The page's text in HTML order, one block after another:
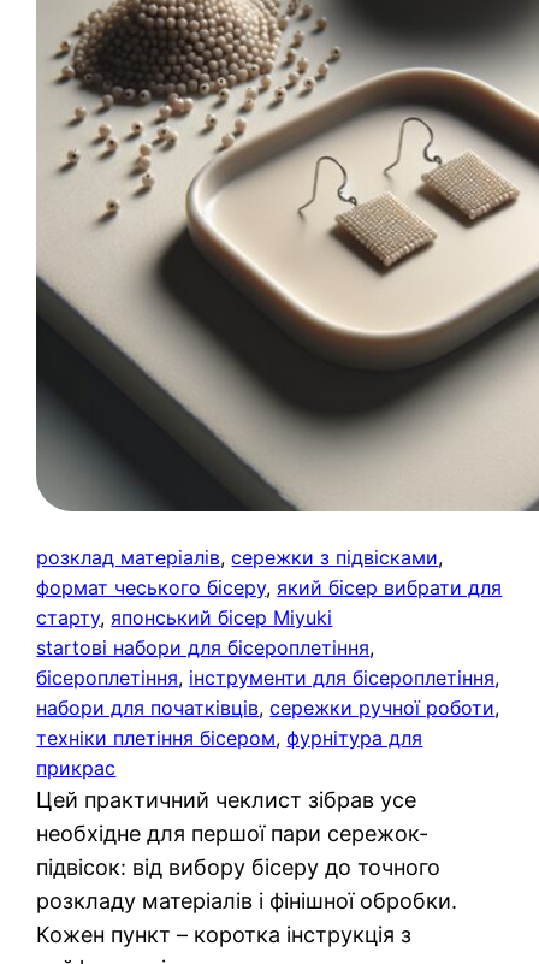
розклад матеріалів, сережки з підвісками
формат чеського бісеру, який бісер вибрати для
старту, японський бісер Miyuki
startові набори для бісероплетіння
бісероплетіння, інструменти для бісероплетіння
набори для початківців, сережки ручної роботи
техніки плетіння бісером, фурнітура для
прикрас
Цей практичний чеклист зібрав усе
необхідне для першої пари сережок-
підвісок: від вибору бісеру до точного
розкладу матеріалів і фінішної обробки.
Кожен пункт – коротка інструкція з